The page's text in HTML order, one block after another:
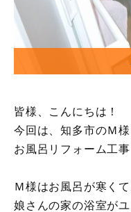
皆様、こんにちは！
今回は、知多市のＭ
お風呂リフォーム工
Ｍ様はお風呂が寒く
娘さんの家の浴室が